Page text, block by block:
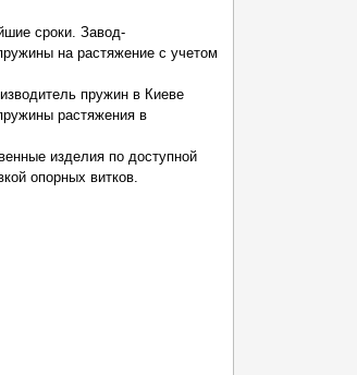
сроки. Завод-
на растяжение с учетом
пружин в Киеве
растяжения в
изделия по доступной
опорных витков.